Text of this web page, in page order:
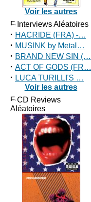
Voir les autres
Interviews Aléatoires
· HACRIDE (FRA) -…
· MUSINK by Metal…
· BRAND NEW SIN (…
· ACT OF GODS (FR…
· LUCA TURILLI'S …
Voir les autres
CD Reviews
Aléatoires